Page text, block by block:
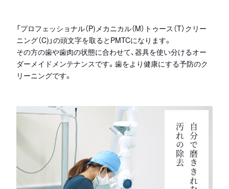
「プロフェッショナル（P)メカニカル（M）トゥース（T）クリー
ニング（C)」の頭文字を取るとPMTCになります。
その方の歯や歯肉の状態に合わせて、器具を使い分けるオー
ダーメイドメンテナンスです。歯をより健康にする予防のク
リーニングです。
自分で磨ききれない
汚れの除去